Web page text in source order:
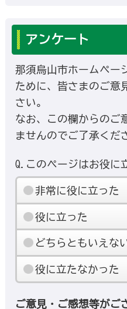
アンケート
那須烏山市ホームペー
ために、皆さまのご意
さい。
なお、この欄からのご
ませんのでご了承くだ
Q.このページはお役に
非常に役に立った
役に立った
どちらともいえな
役に立たなかった
ご意見・ご感想等がご